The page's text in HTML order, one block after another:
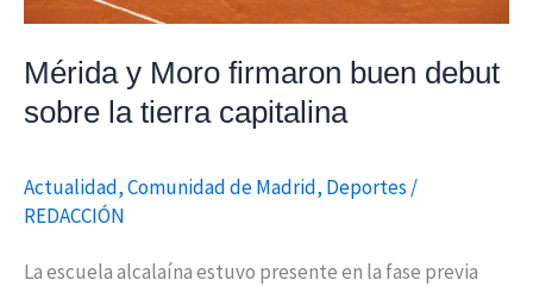
Mérida y Moro firmaron buen debut
sobre la tierra capitalina
Actualidad,Comunidad de Madrid, Deportes /
REDACCIÓN
La escuela alcalaína estuvo presente en la fase previa